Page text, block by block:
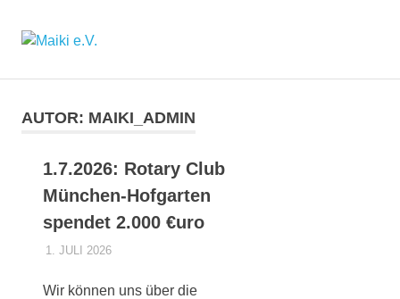
e.V.
zur
bedürftiger
Bayern
AUTOR: MAIKI_ADMIN
1.7.2026: Rotary Club
München-Hofgarten
spendet 2.000 €uro
1. JULI 2026MAIKI_ADMIN
ALLGEMEINES
Wir können uns über die